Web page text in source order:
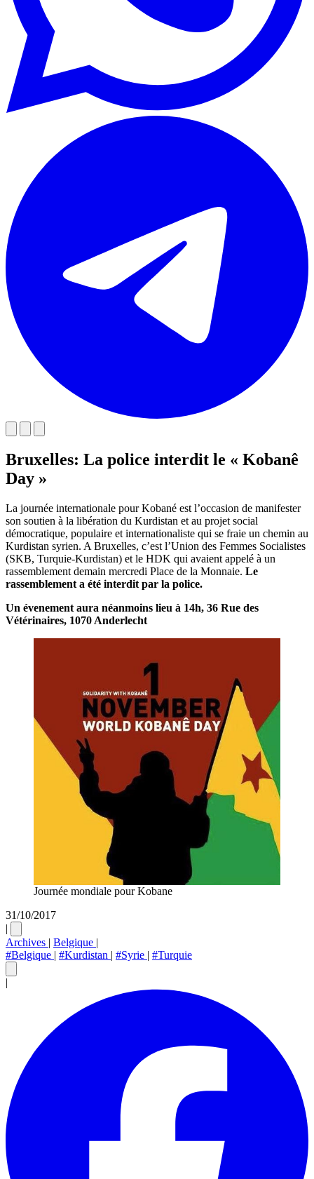
Bruxelles: La police interdit le « Kobanê
Day »
La journée internationale pour Kobané est l’occasion de manifester
son soutien à la libération du Kurdistan et au projet social
démocratique, populaire et internationaliste qui se fraie un chemin au
Kurdistan syrien. A Bruxelles, c’est l’Union des Femmes Socialistes
(SKB, Turquie-Kurdistan) et le HDK qui avaient appelé à un
rassemblement demain mercredi Place de la Monnaie. Le
rassemblement a été interdit par la police.
Un évenement aura néanmoins lieu à 14h, 36 Rue des
Vétérinaires, 1070 Anderlecht
Journée mondiale pour Kobane
31/10/2017
|
Archives | Belgique |
#Belgique | #Kurdistan | #Syrie | #Turquie
|